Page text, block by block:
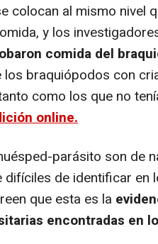
colocan al mismo nivel
y los
comida del
los braquiópodos con
como los que no
online.
parásito son de
difíciles de identificar
que esta es la
encontradas en